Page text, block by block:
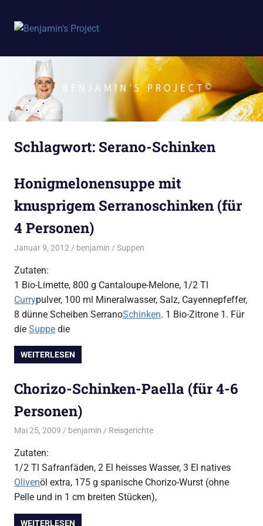
springen
Project
Schlagwort: Serano-Schinken
Honigmelonensuppe mit
knusprigem Serranoschinken (für
4 Personen)
Januar 9, 2012 benjamin Suppen
Zutaten:
1 Bio-Limette, 800 g Cantaloupe-Melone, 1/2 Tl
Currypulver, 100 ml Mineralwasser, Salz, Cayennepfeffer,
8 dünne Scheiben SerranoSchinken. 1 Bio-Zitrone 1. Für
die Suppe die
WEITERLESEN
Chorizo-Schinken-Paella (für 4-6
Personen)
Mai 25, 2009 benjamin Reisgerichte
Zutaten:
1/2 Tl Safranfäden, 2 El heisses Wasser, 3 El natives
Olivenöl extra, 175 g spanische Chorizo-Wurst (ohne
Pelle und in 1 cm breiten Stücken),
WEITERLESEN